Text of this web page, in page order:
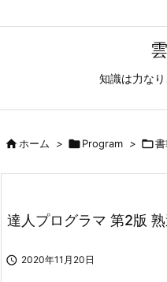
知識は力なり
ホーム > Program > 
達人プログラマ 第2版
 2020年11月20日